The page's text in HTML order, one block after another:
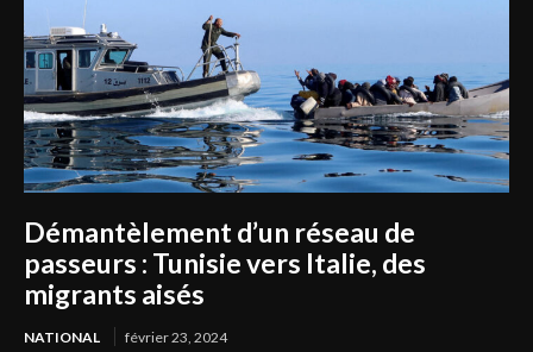
Démantèlement d’un réseau de
passeurs : Tunisie vers Italie, des
migrants aisés
NATIONAL février 23, 2024